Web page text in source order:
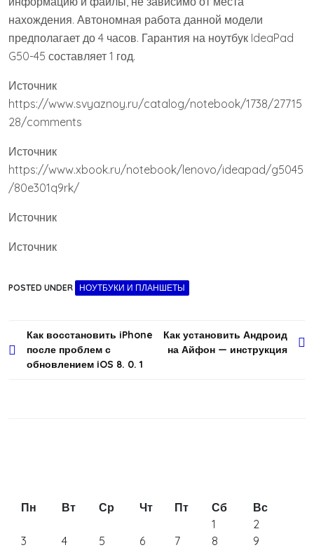
нахождения. Автономная работа данной модели
предполагает до 4 часов. Гарантия на ноутбук IdeaPad
G50-45 составляет 1 год.
Источник
https://www.svyaznoy.ru/catalog/notebook/1738/27715
28/comments
Источник
https://www.xbook.ru/notebook/lenovo/ideapad/g5045
/80e301q9rk/
Источник
Источник
POSTED UNDER НОУТБУКИ И ПЛАНШЕТЫ
Навигация
по
Как восстановить iPhone
после проблем с
обновлением iOS 8. 0. 1
Как установить Андроид
на Айфон — инструкция
Пн Вт Ср Чт Пт Сб
Вс
1
2
3
4 5 6 7 8
9